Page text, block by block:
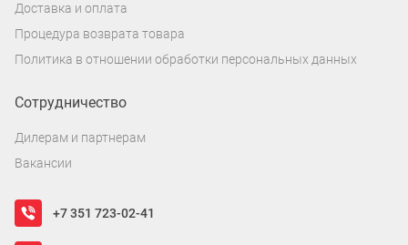
Доставка и оплата
Процедура возврата товара
Политика в отношении обработки персональных данных
Сотрудничество
Дилерам и партнерам
Вакансии
+7 351 723-02-41